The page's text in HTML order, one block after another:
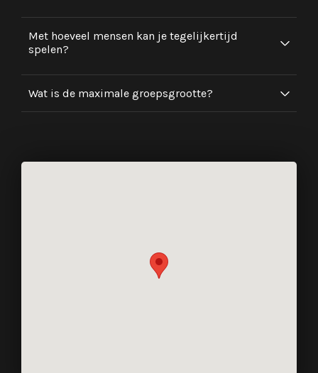
Met hoeveel mensen kan je tegelijkertijd
spelen?
Wat is de maximale groepsgrootte?